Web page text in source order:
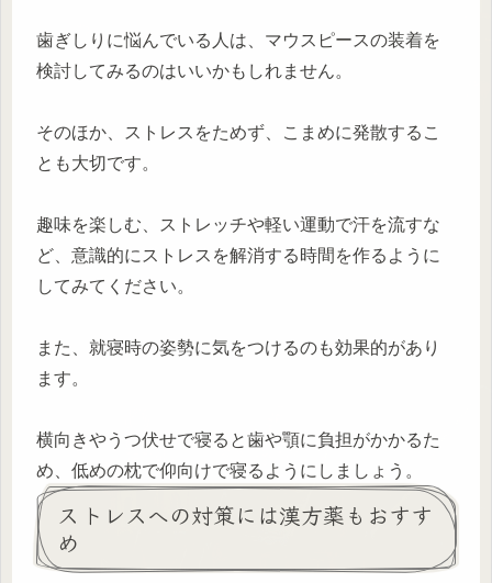
歯ぎしりに悩んでいる人は、マウスピースの装着を
検討してみるのはいいかもしれません。
そのほか、ストレスをためず、こまめに発散するこ
とも大切です。
趣味を楽しむ、ストレッチや軽い運動で汗を流すな
ど、意識的にストレスを解消する時間を作るように
してみてください。
また、就寝時の姿勢に気をつけるのも効果的があり
ます。
横向きやうつ伏せで寝ると歯や顎に負担がかかるた
め、低めの枕で仰向けで寝るようにしましょう。
ストレスへの対策には漢方薬もおすす
め